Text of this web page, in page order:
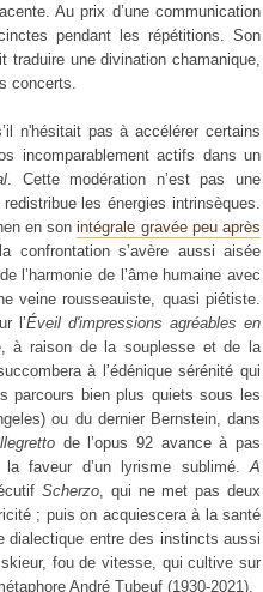
Au prix d’une communication
pendant les répétitions. Son
une divination chamanique,
concerts.
n'hésitait pas à accélérer certains
incomparablement actifs dans un
. Cette modération n’est pas une
les énergies intrinsèques.
en sonintégrale gravée peu après
confrontation s’avère aussi aisée
l’harmonie de l’âme humaine avec
veine rousseauiste, quasi piétiste.
l’Éveil d'impressions agréables en
à raison de la souplesse et de la
à l’édénique sérénité qui
parcours bien plus quiets sous les
ou du dernier Bernstein, dans
de l’opus 92 avance à pas
la faveur d’un lyrisme sublimé.A
Scherzo, qui ne met pas deux
; puis on acquiescera à la santé
dialectique entre des instincts aussi
fou de vitesse, qui cultive sur
André Tubeuf (1930-2021).